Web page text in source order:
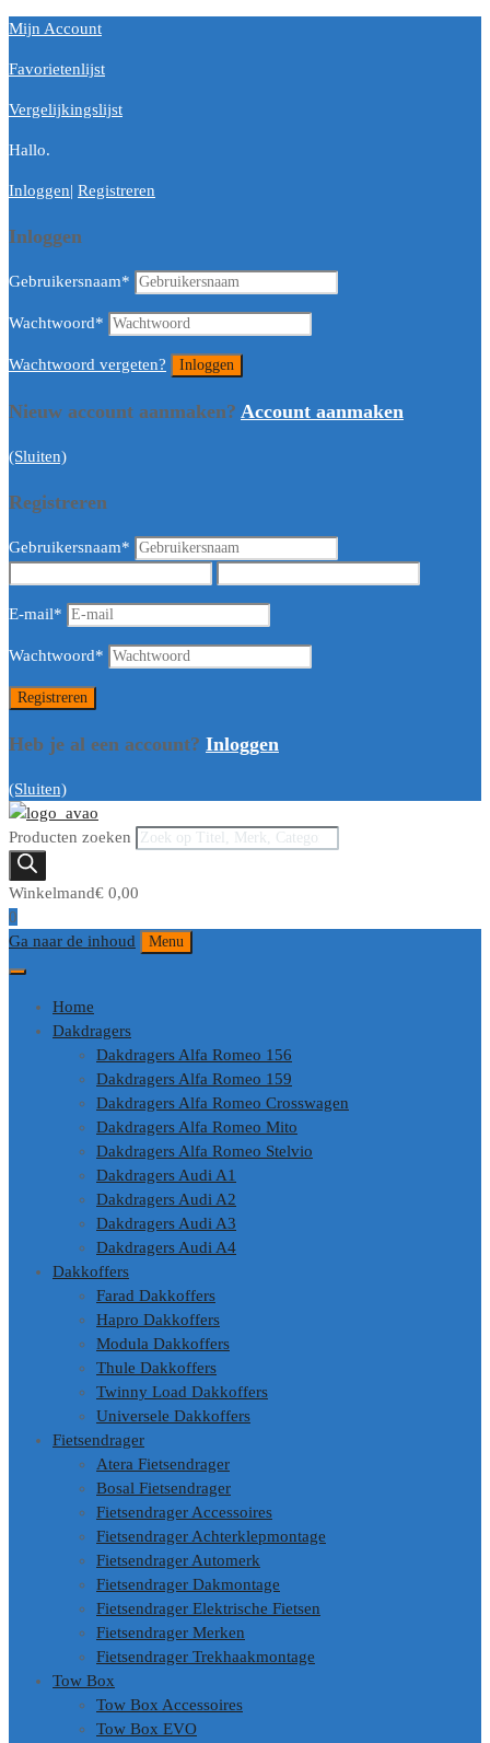
Mijn Account
Favorietenlijst
Vergelijkingslijst
Hallo.
Inloggen| Registreren
Inloggen
Gebruikersnaam*
Wachtwoord*
Wachtwoord vergeten?
Nieuw account aanmaken? Account aanmaken
(Sluiten)
Registreren
Gebruikersnaam*
E-mail*
Wachtwoord*
Heb je al een account? Inloggen
(Sluiten)
Producten zoeken
Winkelmand€ 0,00
0
Ga naar de inhoud
Menu
Home
Dakdragers
Dakdragers Alfa Romeo 156
Dakdragers Alfa Romeo 159
Dakdragers Alfa Romeo Crosswagen
Dakdragers Alfa Romeo Mito
Dakdragers Alfa Romeo Stelvio
Dakdragers Audi A1
Dakdragers Audi A2
Dakdragers Audi A3
Dakdragers Audi A4
Dakkoffers
Farad Dakkoffers
Hapro Dakkoffers
Modula Dakkoffers
Thule Dakkoffers
Twinny Load Dakkoffers
Universele Dakkoffers
Fietsendrager
Atera Fietsendrager
Bosal Fietsendrager
Fietsendrager Accessoires
Fietsendrager Achterklepmontage
Fietsendrager Automerk
Fietsendrager Dakmontage
Fietsendrager Elektrische Fietsen
Fietsendrager Merken
Fietsendrager Trekhaakmontage
Tow Box
Tow Box Accessoires
Tow Box EVO